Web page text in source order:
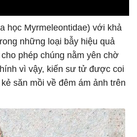
học Myrmeleontidae) với khả
những loại bẫy hiệu quả
phép chúng nằm yên chờ
vì vậy, kiến sư tử được coi
săn mồi về đêm ám ảnh trên